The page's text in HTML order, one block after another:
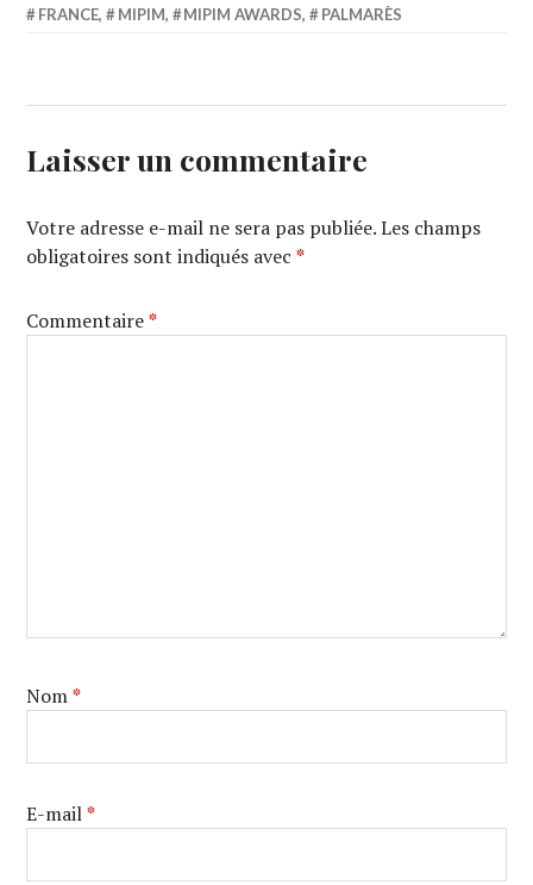
FRANCE, MIPIM, MIPIM AWARDS, PALMARÈS
Laisser un commentaire
Votre adresse e-mail ne sera pas publiée. Les champs
obligatoires sont indiqués avec*
Commentaire*
Nom*
E-mail*